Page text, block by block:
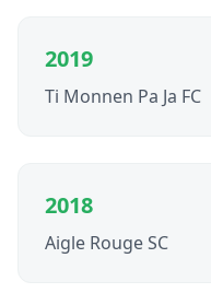
2019
Ti Monnen Pa Ja FC
2018
Aigle Rouge SC